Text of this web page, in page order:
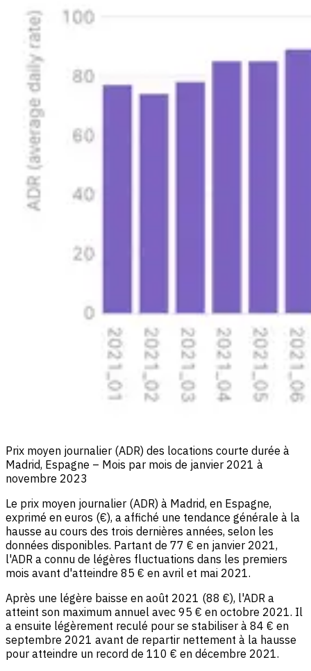
Prix moyen journalier (ADR) des locations courte durée à
Madrid, Espagne – Mois par mois de janvier 2021 à
novembre 2023
Le prix moyen journalier (ADR) à Madrid, en Espagne,
exprimé en euros (€), a affiché une tendance générale à la
hausse au cours des trois dernières années, selon les
données disponibles. Partant de 77 € en janvier 2021,
l'ADR a connu de légères fluctuations dans les premiers
mois avant d'atteindre 85 € en avril et mai 2021.
Après une légère baisse en août 2021 (88 €), l'ADR a
atteint son maximum annuel avec 95 € en octobre 2021. Il
a ensuite légèrement reculé pour se stabiliser à 84 € en
septembre 2021 avant de repartir nettement à la hausse
pour atteindre un record de 110 € en décembre 2021.